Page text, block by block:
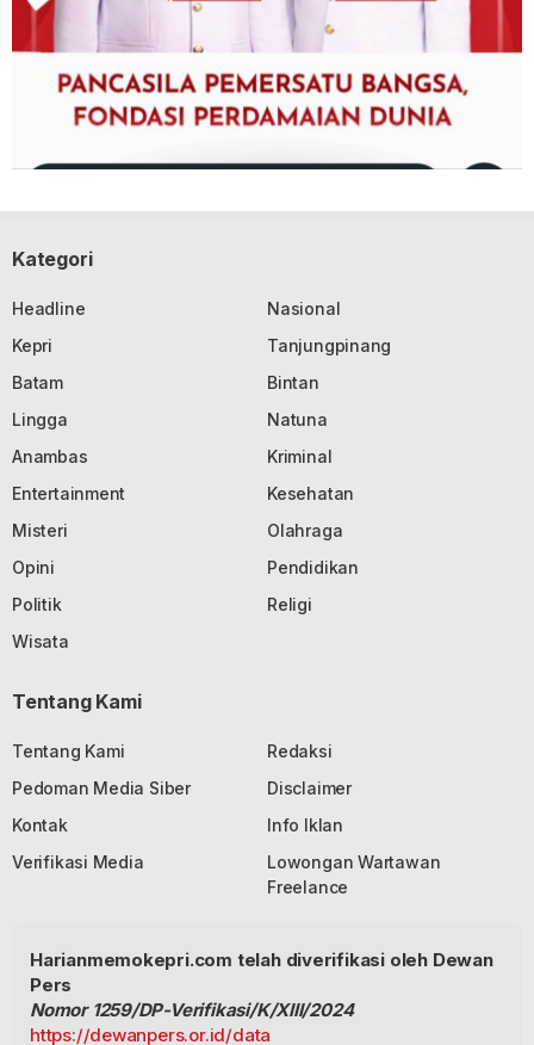
Kategori
Headline
Nasional
Kepri
Tanjungpinang
Batam
Bintan
Lingga
Natuna
Anambas
Kriminal
Entertainment
Kesehatan
Misteri
Olahraga
Opini
Pendidikan
Politik
Religi
Wisata
Tentang Kami
Tentang Kami
Redaksi
Pedoman Media Siber
Disclaimer
Kontak
Info Iklan
Verifikasi Media
Lowongan Wartawan
Freelance
Harianmemokepri.com telah diverifikasi oleh Dewan
Pers
Nomor 1259/DP-Verifikasi/K/XIII/2024
https://dewanpers.or.id/data